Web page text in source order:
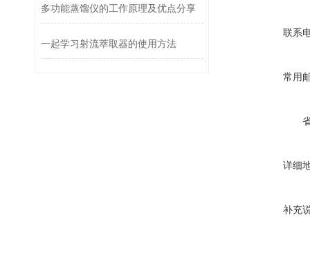
联系
常用
详细
补充
多功能蒸馏仪的工作原理及优点分享
一起学习射流萃取器的使用方法